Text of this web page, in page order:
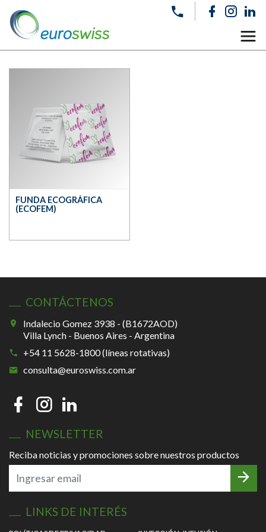
FUNDA ECOGRÁFICA
(ECOFEM)
CONTÁCTENOS
Indalecio Gomez 3938 - (B1672AOD)
Villa Lynch - Buenos Aires - Argentina
+54 11 5628-1800 (líneas rotativas)
consulta@euroswiss.com.ar
NEWSLETTER
Reciba noticias y promociones sobre nuestros productos
LINKS DE INTERÉS